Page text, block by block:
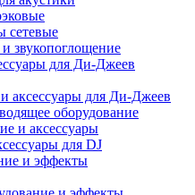
сетевые
звукопоглощение
для Ди-Джеев
аксессуары для Ди-Джеев
оборудование
и аксессуары
для DJ
и эффекты